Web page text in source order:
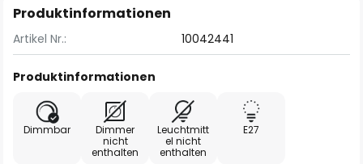
Produktinformationen
Artikel Nr.: 10042441
Produktinformationen
Dimmbar
Dimmer
nicht
enthalten
Leuchtmitt
el nicht
enthalten
E27